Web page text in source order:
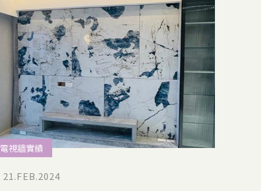
電視牆實績
21.FEB.2024